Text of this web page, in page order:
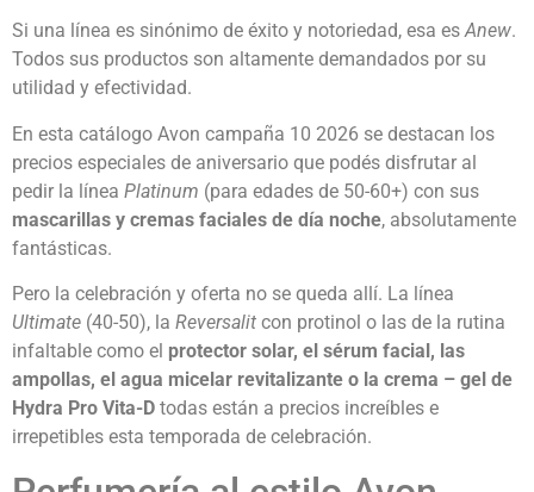
Si una línea es sinónimo de éxito y notoriedad, esa esAnew.
Todos sus productos son altamente demandados por su
utilidad y efectividad.
En esta catálogo Avon campaña 10 2026 se destacan los
precios especiales de aniversario que podés disfrutar al
pedir la línea Platinum (para edades de 50-60+) con sus
mascarillas y cremas faciales de día noche, absolutamente
fantásticas.
Pero la celebración y oferta no se queda allí. La línea
Ultimate (40-50), la Reversalit con protinol o las de la rutina
infaltable como el protector solar, el sérum facial, las
ampollas, el agua micelar revitalizante o la crema – gel de
Hydra Pro Vita-D todas están a precios increíbles e
irrepetibles esta temporada de celebración.